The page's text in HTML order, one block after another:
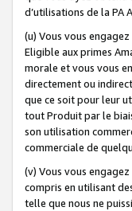
d’utilisations de la PA
(u) Vous vous
Eligible aux primes
morale et vous vous
directement ou
que ce soit pour leur
tout Produit par le
son utilisation
commerciale de
(v) Vous vous
compris en utilisant
telle que nous ne